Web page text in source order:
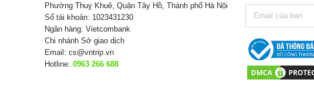
Phường Thuỵ Khuê, Quận Tây Hồ, Thành phố Hà Nội
Số tài khoản: 1023431230
Ngân hàng: Vietcombank
Chi nhánh Sở giao dịch
Email: cs@vntrip.vn
Hotline: 0963 266 688